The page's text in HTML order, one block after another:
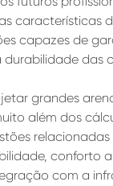
características
capazes de
das
grandes
além dos
conforto
com a